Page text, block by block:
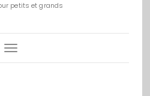
petits et grands
Toggle
Navigation